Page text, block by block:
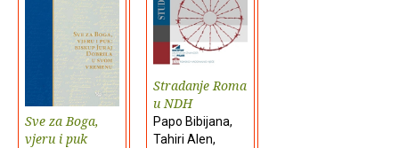
Sve za Boga,
vjeru i puk
Stradanje Roma
u NDH
Papo Bibijana,
Tahiri Alen,